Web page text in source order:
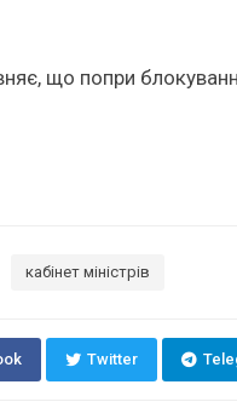
що попри
кабінет міністрів
Twitter